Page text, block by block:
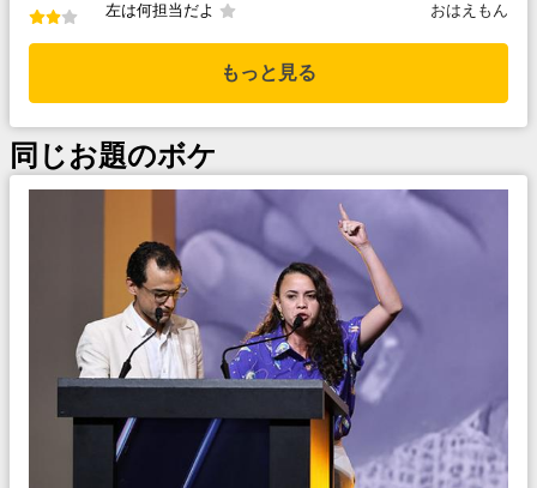
左は何担当だよ
おはえもん
もっと見る
同じお題のボケ